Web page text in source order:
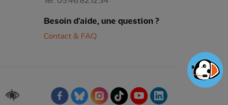
Besoin d'aide, une question ?
Contact & FAQ
Renforcer les contrastes